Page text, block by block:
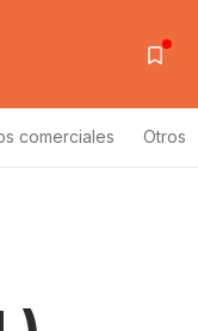
comerciales Otros